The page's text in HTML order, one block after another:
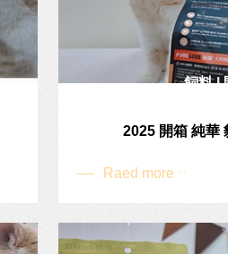
飼料 |
2025 開箱 純華
Raed more